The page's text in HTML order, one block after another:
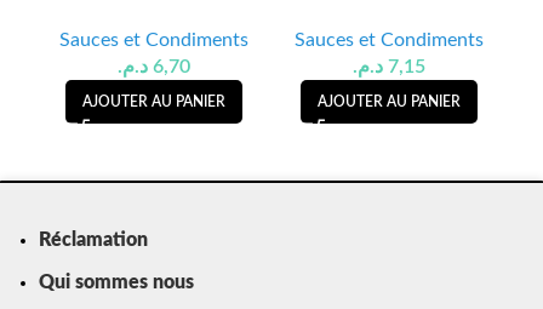
Sauces et Condiments
6,70 د.م.
AJOUTER AU PANIER
Sauces et Condiments
7,15 د.م.
AJOUTER AU PANIER
Réclamation
Qui sommes nous